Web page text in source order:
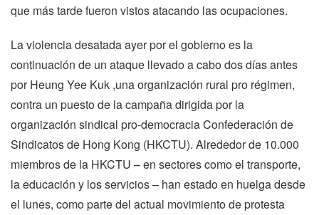
que más tarde fueron vistos atacando las ocupaciones.
La violencia desatada ayer por el gobierno es la
continuación de un ataque llevado a cabo dos días antes
por Heung Yee Kuk ,una organización rural pro régimen,
contra un puesto de la campaña dirigida por la
organización sindical pro-democracia Confederación de
Sindicatos de Hong Kong (HKCTU). Alrededor de 10.000
miembros de la HKCTU – en sectores como el transporte,
la educación y los servicios – han estado en huelga desde
el lunes, como parte del actual movimiento de protesta